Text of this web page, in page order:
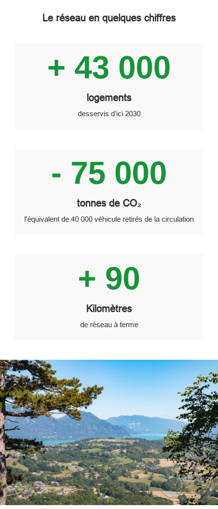
Le réseau en quelques chiffres
+ 43 000
logements
desservis d’ici 2030
- 75 000
tonnes de CO₂
l'équivalent de 40 000 véhicule retirés de la circulation
+ 90
Kilomètres
de réseau à terme